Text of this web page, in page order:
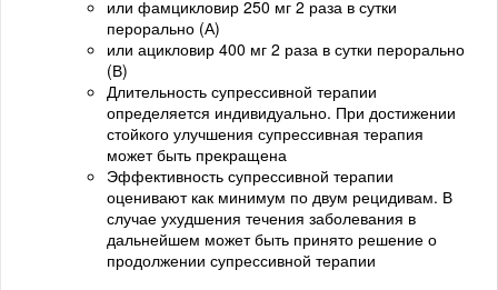
или фамцикловир 250 мг 2 раза в сутки
перорально (А)
или ацикловир 400 мг 2 раза в сутки перорально
(В)
Длительность супрессивной терапии
определяется индивидуально. При достижении
стойкого улучшения супрессивная терапия
может быть прекращена
Эффективность супрессивной терапии
оценивают как минимум по двум рецидивам. В
случае ухудшения течения заболевания в
дальнейшем может быть принято решение о
продолжении супрессивной терапии